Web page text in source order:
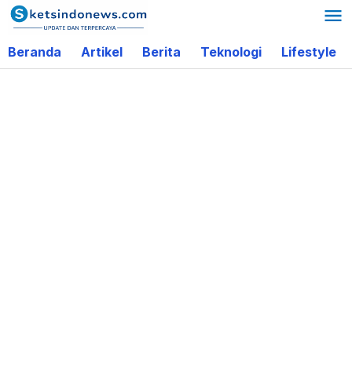
Lewati
ke
konten
Beranda Artikel Berita Teknologi Lifestyle